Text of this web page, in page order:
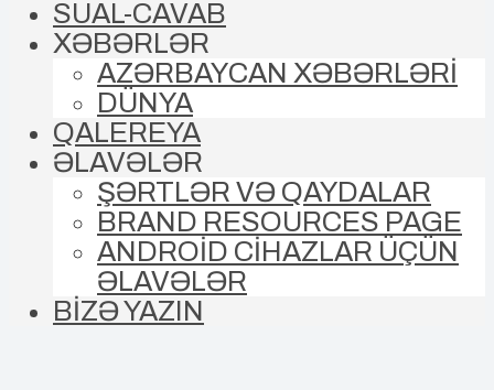
SUAL-CAVAB
XƏBƏRLƏR
AZƏRBAYCAN XƏBƏRLƏRİ
DÜNYA
QALEREYA
ƏLAVƏLƏR
ŞƏRTLƏR VƏ QAYDALAR
BRAND RESOURCES PAGE
ANDROİD CİHAZLAR ÜÇÜN
ƏLAVƏLƏR
BİZƏ YAZIN